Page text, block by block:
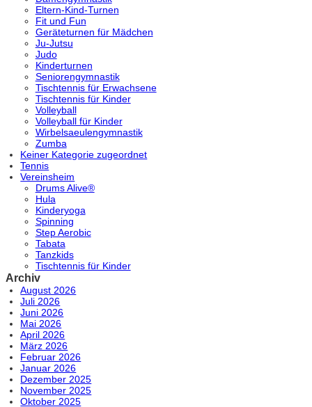
Eltern-Kind-Turnen
Fit und Fun
Geräteturnen für Mädchen
Ju-Jutsu
Judo
Kinderturnen
Seniorengymnastik
Tischtennis für Erwachsene
Tischtennis für Kinder
Volleyball
Volleyball für Kinder
Wirbelsaeulengymnastik
Zumba
Keiner Kategorie zugeordnet
Tennis
Vereinsheim
Drums Alive®
Hula
Kinderyoga
Spinning
Step Aerobic
Tabata
Tanzkids
Tischtennis für Kinder
Archiv
August 2026
Juli 2026
Juni 2026
Mai 2026
April 2026
März 2026
Februar 2026
Januar 2026
Dezember 2025
November 2025
Oktober 2025